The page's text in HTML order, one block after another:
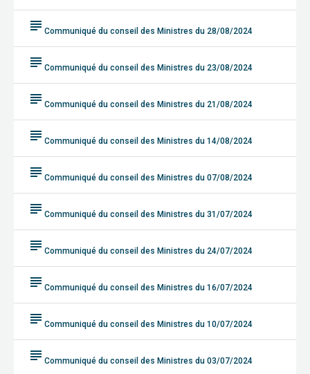
subject Communiqué du conseil des Ministres du 28/08/2024
subject Communiqué du conseil des Ministres du 23/08/2024
subject Communiqué du conseil des Ministres du 21/08/2024
subject Communiqué du conseil des Ministres du 14/08/2024
subject Communiqué du conseil des Ministres du 07/08/2024
subject Communiqué du conseil des Ministres du 31/07/2024
subject Communiqué du conseil des Ministres du 24/07/2024
subject Communiqué du conseil des Ministres du 16/07/2024
subject Communiqué du conseil des Ministres du 10/07/2024
subject Communiqué du conseil des Ministres du 03/07/2024